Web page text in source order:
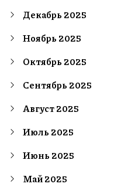
Декабрь 2025
Ноябрь 2025
Октябрь 2025
Сентябрь 2025
Август 2025
Июль 2025
Июнь 2025
Май 2025